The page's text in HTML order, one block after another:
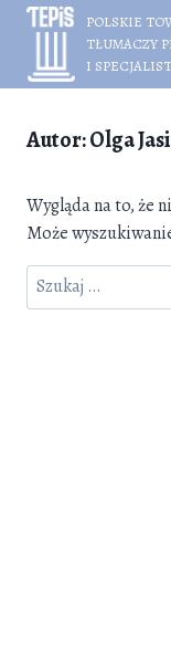
Przejdź
treści
POLSKIE
TŁUMACZY
I
Autor: Olga
Wygląda na to, że
Może
Szukaj: